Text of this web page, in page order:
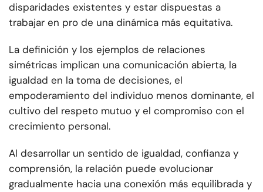
disparidades existentes y estar dispuestas a
trabajar en pro de una dinámica más equitativa.
La definición y los ejemplos de relaciones
simétricas implican una comunicación abierta, la
igualdad en la toma de decisiones, el
empoderamiento del individuo menos dominante, el
cultivo del respeto mutuo y el compromiso con el
crecimiento personal.
Al desarrollar un sentido de igualdad, confianza y
comprensión, la relación puede evolucionar
gradualmente hacia una conexión más equilibrada y